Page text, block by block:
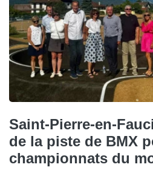
Saint-Pierre-en-
de la piste de BMX
championnats du